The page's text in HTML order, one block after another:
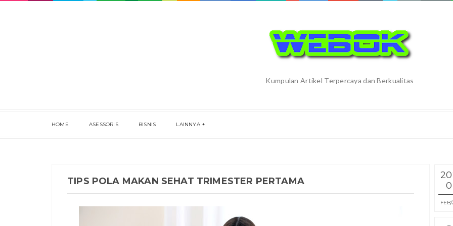
Kumpulan Artikel Terpercaya dan Berkualitas
HOME ASESSORIS BISNIS LAINNYA
0
FEB
TIPS POLA MAKAN SEHAT TRIMESTER PERTAMA